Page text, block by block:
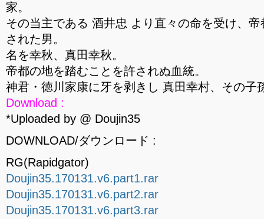
家。
その当主である 酒井忠 より直々の命を受け、
された男。
名を幸秋、真田幸秋。
帝都の地を踏むことを許されぬ血統。
神君・徳川家康に牙を剥きし 真田幸村、その子
Download :
*Uploaded by @ Doujin35
DOWNLOAD/ダウンロード :
RG(Rapidgator)
Doujin35.170131.v6.part1.rar
Doujin35.170131.v6.part2.rar
Doujin35.170131.v6.part3.rar